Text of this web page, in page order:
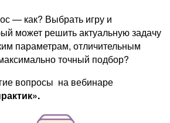
— как? Выбрать игру и
может решить актуальную задачу
параметрам, отличительным
точный подбор?
вопросы на вебинаре